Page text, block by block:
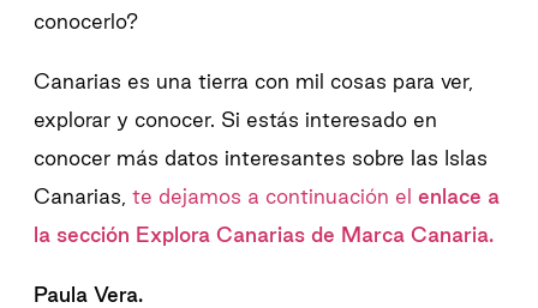
conocerlo?
Canarias es una tierra con mil cosas para ver,
explorar y conocer. Si estás interesado en
conocer más datos interesantes sobre las Islas
Canarias, te dejamos a continuación el enlace a
la sección Explora Canarias de Marca Canaria.
Paula Vera.